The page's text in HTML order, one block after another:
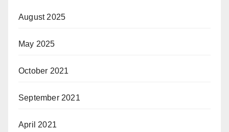
August 2025
May 2025
October 2021
September 2021
April 2021